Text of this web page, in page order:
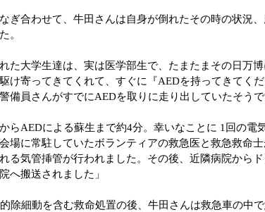
ぎ合わせて、牛田さんは自身が倒れたその時の状況
。
れた大学生達は、実は医学部生で、たまたまその日万
け寄ってきてくれて、すぐに『AEDを持ってきてく
備員さんがすでにAEDを取りに走り出していたそうで
らAEDによる蘇生まで約4分。幸いなことに 1回の電
場に常駐していたボランティアの救急医と救急救命
る気管挿管が行われました。その後、近隣病院から
へ搬送されました」
除細動を含む救命処置の後、牛田さんは救急車の中